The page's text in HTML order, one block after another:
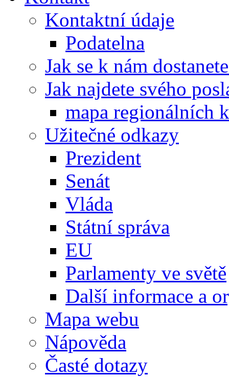
Kontaktní údaje
Podatelna
Jak se k nám
Jak najdete svého
mapa regionálních
Užitečné odkazy
Prezident
Senát
Vláda
Státní správa
EU
Parlamenty ve světě
Další informace a
Mapa webu
Nápověda
Časté dotazy